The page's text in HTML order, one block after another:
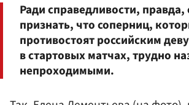
Ради справедливости, правда,
признать, что соперниц,
противостоят российским
в стартовых матчах, трудно
непроходимыми.